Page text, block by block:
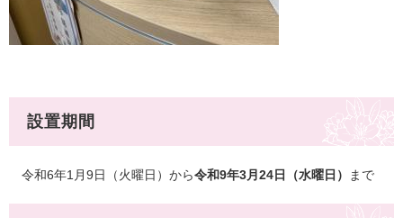
設置期間
令和6年1月9日（火曜日）から令和9年3月24日（水曜日） まで